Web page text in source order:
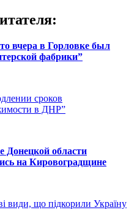
:
вчера в Горловке был
фабрики”
сроков
в ДНР”
Донецкой области
на Кировоградщине
види, що підкорили Україну